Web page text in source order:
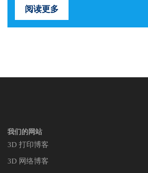
阅读更多
我们的网站
3D 打印博客
3D 网络博客